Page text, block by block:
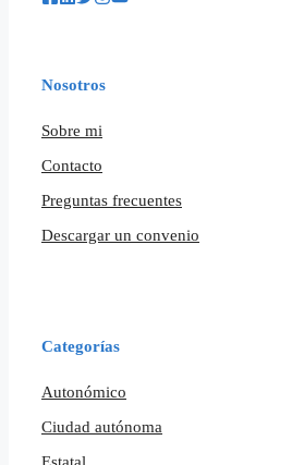
Nosotros
Sobre mi
Contacto
Preguntas frecuentes
Descargar un convenio
Categorías
Autonómico
Ciudad autónoma